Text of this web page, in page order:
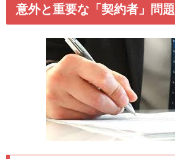
意外と重要な「契約者」問題